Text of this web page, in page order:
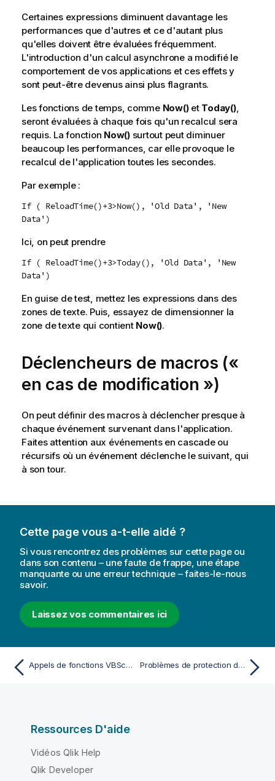
Certaines expressions diminuent davantage les
performances que d'autres et ce d'autant plus
qu'elles doivent être évaluées fréquemment.
L'introduction d'un calcul asynchrone a modifié le
comportement de vos applications et ces effets y
sont peut-être devenus ainsi plus flagrants.
Les fonctions de temps, comme Now()et Today(),
seront évaluées à chaque fois qu'un recalcul sera
requis. La fonction Now()surtout peut diminuer
beaucoup les performances, car elle provoque le
recalcul de l'application toutes les secondes.
Par exemple :
If ( ReloadTime()+3>Now(), 'Old Data', 'New
Data')
Ici, on peut prendre
If ( ReloadTime()+3>Today(), 'Old Data', 'New
Data')
En guise de test, mettez les expressions dans des
zones de texte. Puis, essayez de dimensionner la
zone de texte qui contient Now().
Déclencheurs de macros («
en cas de modification »)
On peut définir des macros à déclencher presque à
chaque événement survenant dans l'application.
Faites attention aux événements en cascade ou
récursifs où un événement déclenche le suivant, qui
à son tour.
Cette page vous a-t-elle aidé ?
Si vous rencontrez des problèmes sur cette page ou
dans son contenu – une faute de frappe, une étape
manquante ou une erreur technique – faites-le-nous
savoir.
Laissez vos commentaires ici
Appels de fonctions VBScript à partir du script Problèmes de protection des données
Ressources D'aide
Vidéos Qlik Help
Qlik Developer